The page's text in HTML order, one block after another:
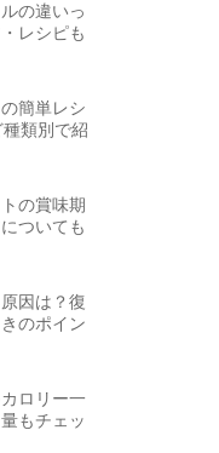
の違いっ
レシピも
簡単レシ
類別で紹
の賞味期
ついても
因は？復
のポイン
ロリー一
もチェッ